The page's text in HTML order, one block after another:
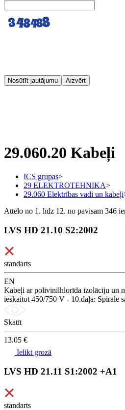
Nosūtīt jautājumu Aizvērt
29.060.20 Kabeļi
ICS grupas>
29 ELEKTROTEHNIKA>
29.060 Elektrības vadi un kabeļi
Attēlo no 1. līdz 12. no pavisam 346
LVS HD 21.10 S2:2002
standarts
EN
Kabeļi ar polivinilhlorīda izolāciju un
ieskaitot 450/750 V - 10.daļa: Spirālē
Skatīt
13.05 €
Ielikt grozā
LVS HD 21.11 S1:2002 +A1
standarts